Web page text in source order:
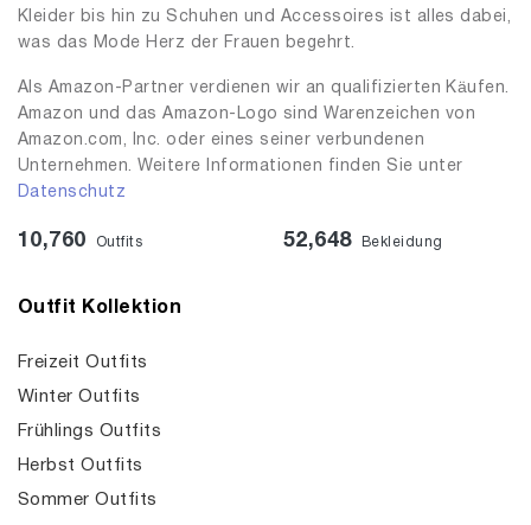
Kleider bis hin zu Schuhen und Accessoires ist alles dabei,
was das Mode Herz der Frauen begehrt.
Als Amazon-Partner verdienen wir an qualifizierten Käufen.
Amazon und das Amazon-Logo sind Warenzeichen von
Amazon.com, Inc. oder eines seiner verbundenen
Unternehmen. Weitere Informationen finden Sie unter
Datenschutz
10,760 Outfits 52,648 Bekleidung
Outfit Kollektion
Freizeit Outfits
Winter Outfits
Frühlings Outfits
Herbst Outfits
Sommer Outfits